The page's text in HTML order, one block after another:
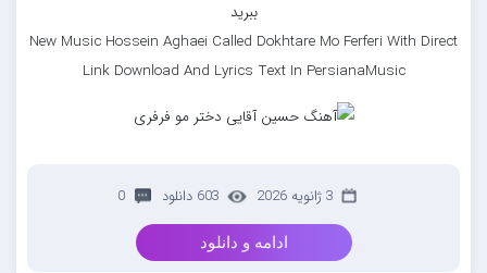
ببرید
New Music Hossein Aghaei Called Dokhtare Mo Ferferi With Direct
Link Download And Lyrics Text In PersianaMusic
3 ژانویه 2026 603 دانلود 0
ادامه و دانلود